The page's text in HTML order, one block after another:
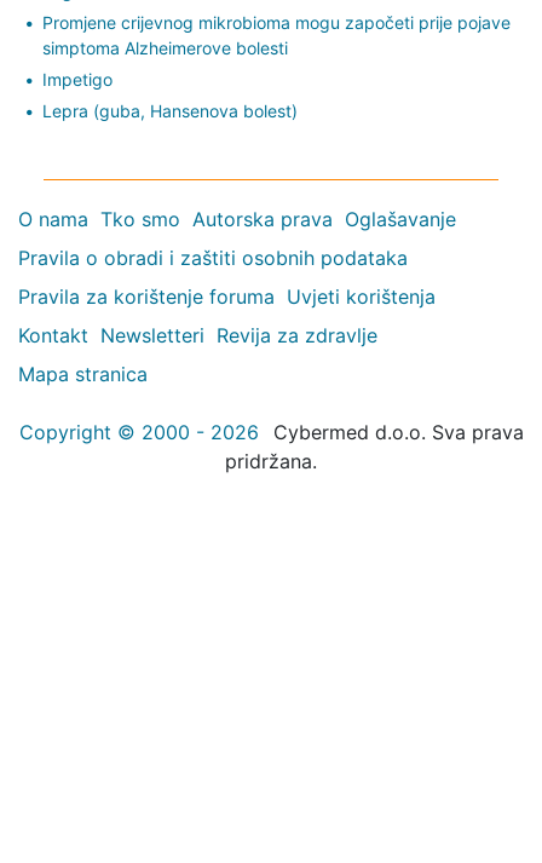
Promjene crijevnog mikrobioma mogu započeti prije pojave
simptoma Alzheimerove bolesti
Impetigo
Lepra (guba, Hansenova bolest)
O nama Tko smo Autorska prava Oglašavanje
Pravila o obradi i zaštiti osobnih podataka
Pravila za korištenje foruma Uvjeti korištenja
Kontakt Newsletteri Revija za zdravlje
Mapa stranica
Copyright © 2000 - 2026
Cybermed d.o.o. Sva prava
pridržana.